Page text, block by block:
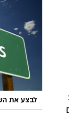
לבצע את